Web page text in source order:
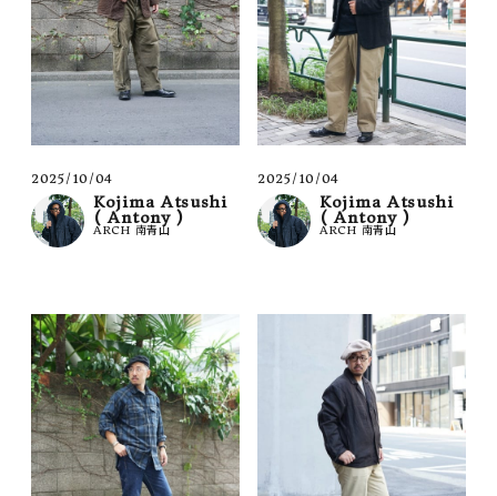
2025/10/04
Kojima Atsushi
( Antony )
ARCH 南青山
2025/10/04
Kojima Atsushi
( Antony )
ARCH 南青山